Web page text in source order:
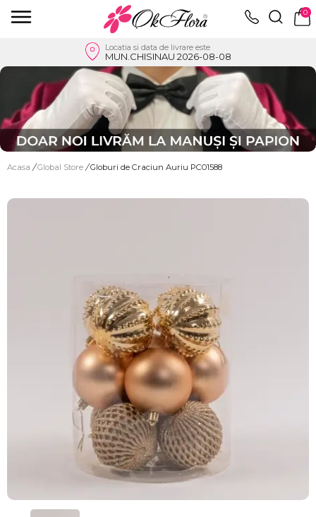
0
Locatia si data de livrare este
MUN.CHISINAU 2026-08-08
Acasa / Global Store / Globuri de Craciun Auriu PC01588